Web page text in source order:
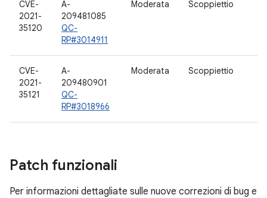
CVE-
2021-
35120
A-
209481085
QC-
RP#3014911
Moderata Scoppiettio
CVE-
2021-
35121
A-
209480901
QC-
RP#3018966
Moderata Scoppiettio
Patch funzionali
Per informazioni dettagliate sulle nuove correzioni di bug e